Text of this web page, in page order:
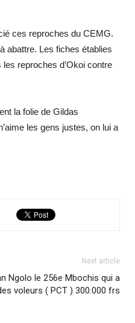
ces reproches du CEMG.
abattre. Les fiches établies
reproches d’Okoi contre
la folie de Gildas
les gens justes, on lui a
Next article
Ngolo le 256e Mbochis qui a
voleurs ( PCT ) 300.000 frs